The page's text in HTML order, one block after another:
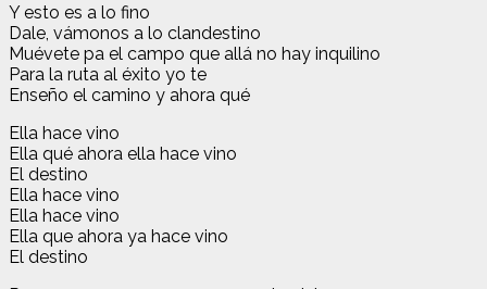
Y esto es a lo fino
Dale, vámonos a lo clandestino
Muévete pa el campo que allá no hay inquilino
Para la ruta al éxito yo te
Enseño el camino y ahora qué
Ella hace vino
Ella qué ahora ella hace vino
El destino
Ella hace vino
Ella hace vino
Ella que ahora ya hace vino
El destino